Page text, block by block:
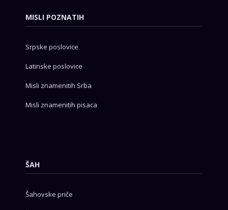
MISLI POZNATIH
Srpske poslovice
Latinske poslovice
Misli znamenitih Srba
Misli znamenitih pisaca
ŠAH
Šahovske priče